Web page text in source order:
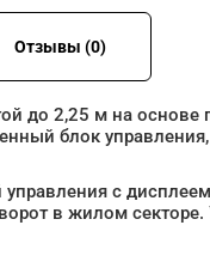
Отзывы (0)
до 2,25 м на основе
блок
с
в жилом секторе.